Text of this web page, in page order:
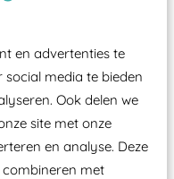
en advertenties te
media te bieden
Ook delen we
site met onze
en analyse. Deze
met
ruimte voorzien
-plaatje en
een Nederlands
laten keuren zodat
Attractie- en